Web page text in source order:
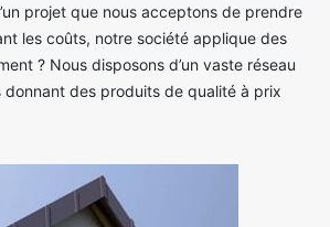
projet que nous acceptons de prendre
les coûts, notre société applique des
? Nous disposons d’un vaste réseau
donnant des produits de qualité à prix